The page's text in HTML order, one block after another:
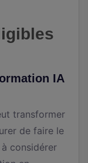
IA
transformer
de faire le
considérer